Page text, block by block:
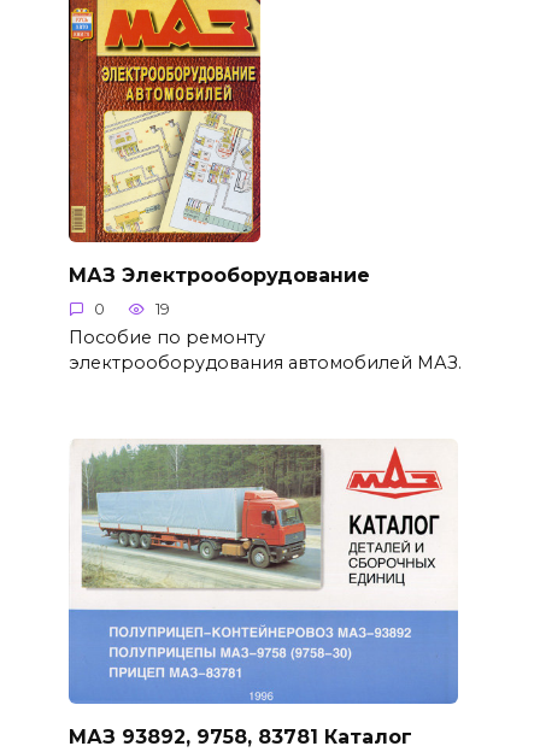
МАЗ Электрооборудование
0 19
Пособие по ремонту
электрооборудования автомобилей МАЗ.
МАЗ 93892, 9758, 83781 Каталог